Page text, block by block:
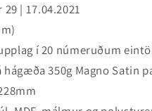
| 17.04.2021
í 20 númeruðum
hágæða 350g Magno Satin